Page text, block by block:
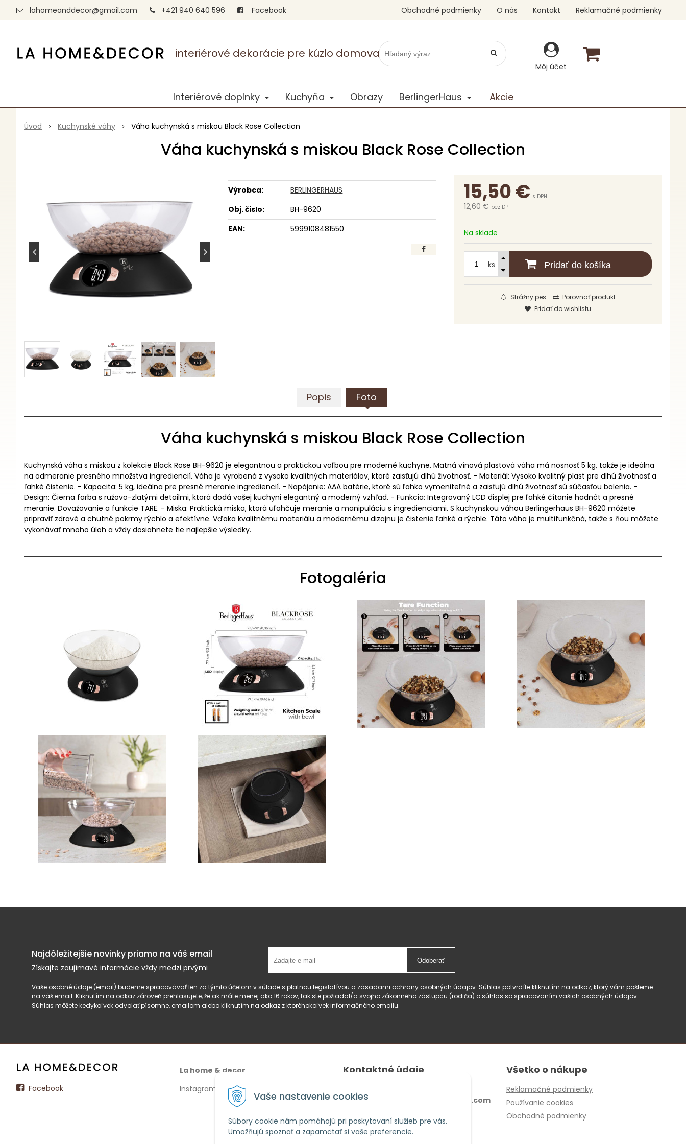
Vaše nastavenie cookies
Súbory cookie nám pomáhajú pri poskytovaní služieb pre vás.
Umožňujú spoznať a zapamätať si vaše preferencie.
interiérové dekorácie pre kúzlo domova
lahomeanddecor@gmail.com +421 940 640 596 Facebook
Môj účet
Obchodné podmienky O nás Kontakt Reklamačné podmienky
Interiérové doplnky Kuchyňa Obrazy BerlingerHaus Akcie
Úvod Kuchynské váhy Váha kuchynská s miskou Black Rose Collection
Váha kuchynská s miskou Black Rose Collection
15,50€ s DPH
12,60 € bez DPH
Na sklade
ks Pridať do košíka
Strážny pes
Porovnať produkt
Pridať do wishlistu
Výrobca:
BERLINGERHAUS
Obj. čislo:
BH-9620
EAN:
5999108481550
Popis Foto
Váha kuchynská s miskou Black Rose Collection
Kuchynská váha s miskou z kolekcie Black Rose BH-9620 je elegantnou a praktickou voľbou pre moderné kuchyne. Matná vínová plastová váha má nosnosť 5 kg, takže je ideálna
na odmeranie presného množstva ingrediencií. Váha je vyrobená z vysoko kvalitných materiálov, ktoré zaisťujú dlhú životnosť. - Materiál: Vysoko kvalitný plast pre dlhú životnosť a
ľahké čistenie. - Kapacita: 5 kg, ideálna pre presné meranie ingrediencií. - Napájanie: AAA batérie, ktoré sú ľahko vymeniteľné a zaisťujú dlhú životnosť sú súčasťou balenia. -
Design: Čierna farba s ružovo-zlatými detailmi, ktorá dodá vašej kuchyni elegantný a moderný vzhľad. - Funkcia: Integrovaný LCD displej pre ľahké čítanie hodnôt a presné
meranie. Dovažovanie a funkcie TARE. - Miska: Praktická miska, ktorá uľahčuje meranie a manipuláciu s ingredienciami. S kuchynskou váhou Berlingerhaus BH-9620 môžete
pripraviť zdravé a chutné pokrmy rýchlo a efektívne. Vďaka kvalitnému materiálu a modernému dizajnu je čistenie ľahké a rýchle. Táto váha je multifunkčná, takže s ňou môžete
vykonávať mnoho úloh a vždy dosiahnete tie najlepšie výsledky.
Fotogaléria
Najdôležitejšie novinky priamo na váš email
Získajte zaujímavé informácie vždy medzi prvými
Odoberať
Vaše osobné údaje (email) budeme spracovávať len za týmto účelom v súlade s platnou legislatívou a zásadami ochrany osobných údajov. Súhlas potvrdíte kliknutím na odkaz, ktorý vám pošleme
na váš email. Kliknutím na odkaz zároveň prehlasujete, že ak máte menej ako 16 rokov, tak ste požiadal/a svojho zákonného zástupcu (rodiča) o súhlas so spracovaním vašich osobných údajov.
Súhlas môžete kedykoľvek odvolať písomne, emailom alebo kliknutím na odkaz z ktoréhokoľvek informačného emailu.
Facebook
La home & decor
Instagram
Kontaktné údaje
E-mail: lahomeanddecor@gmail.com
Adresa:Zelenečská 10236/27
91702,Trnava
Všetko o nákupe
Reklamačné podmienky
Používanie cookies
Obchodné podmienky